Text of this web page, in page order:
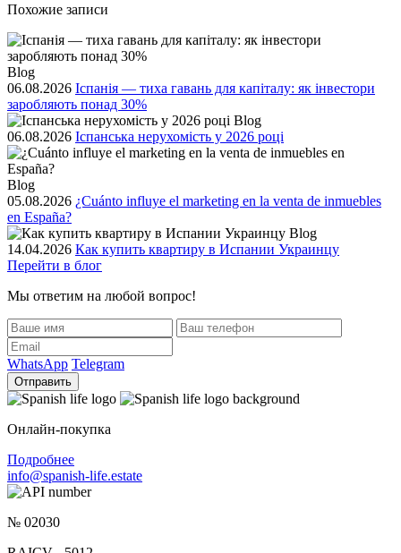
Похожие записи
Blog
06.08.2026 Іспанія — тиха гавань для капіталу: як інвестори
заробляють понад 30%
Blog
06.08.2026 Іспанська нерухомість у 2026 році
Blog
05.08.2026 ¿Cuánto influye el marketing en la venta de inmuebles
en España?
Blog
14.04.2026 Как купить квартиру в Испании Украинцу
Перейти в блог
Мы ответим на любой вопрос!
WhatsApp Telegram
Отправить
Онлайн-покупка
Подробнее
info@spanish-life.estate
№ 02030